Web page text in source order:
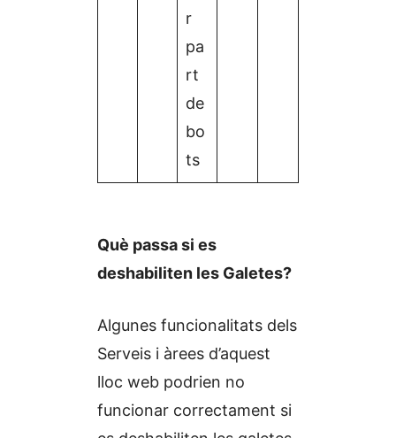
r
pa
rt
de
bo
ts
Què passa si es
deshabiliten les Galetes?
Algunes funcionalitats dels
Serveis i àrees d’aquest
lloc web podrien no
funcionar correctament si